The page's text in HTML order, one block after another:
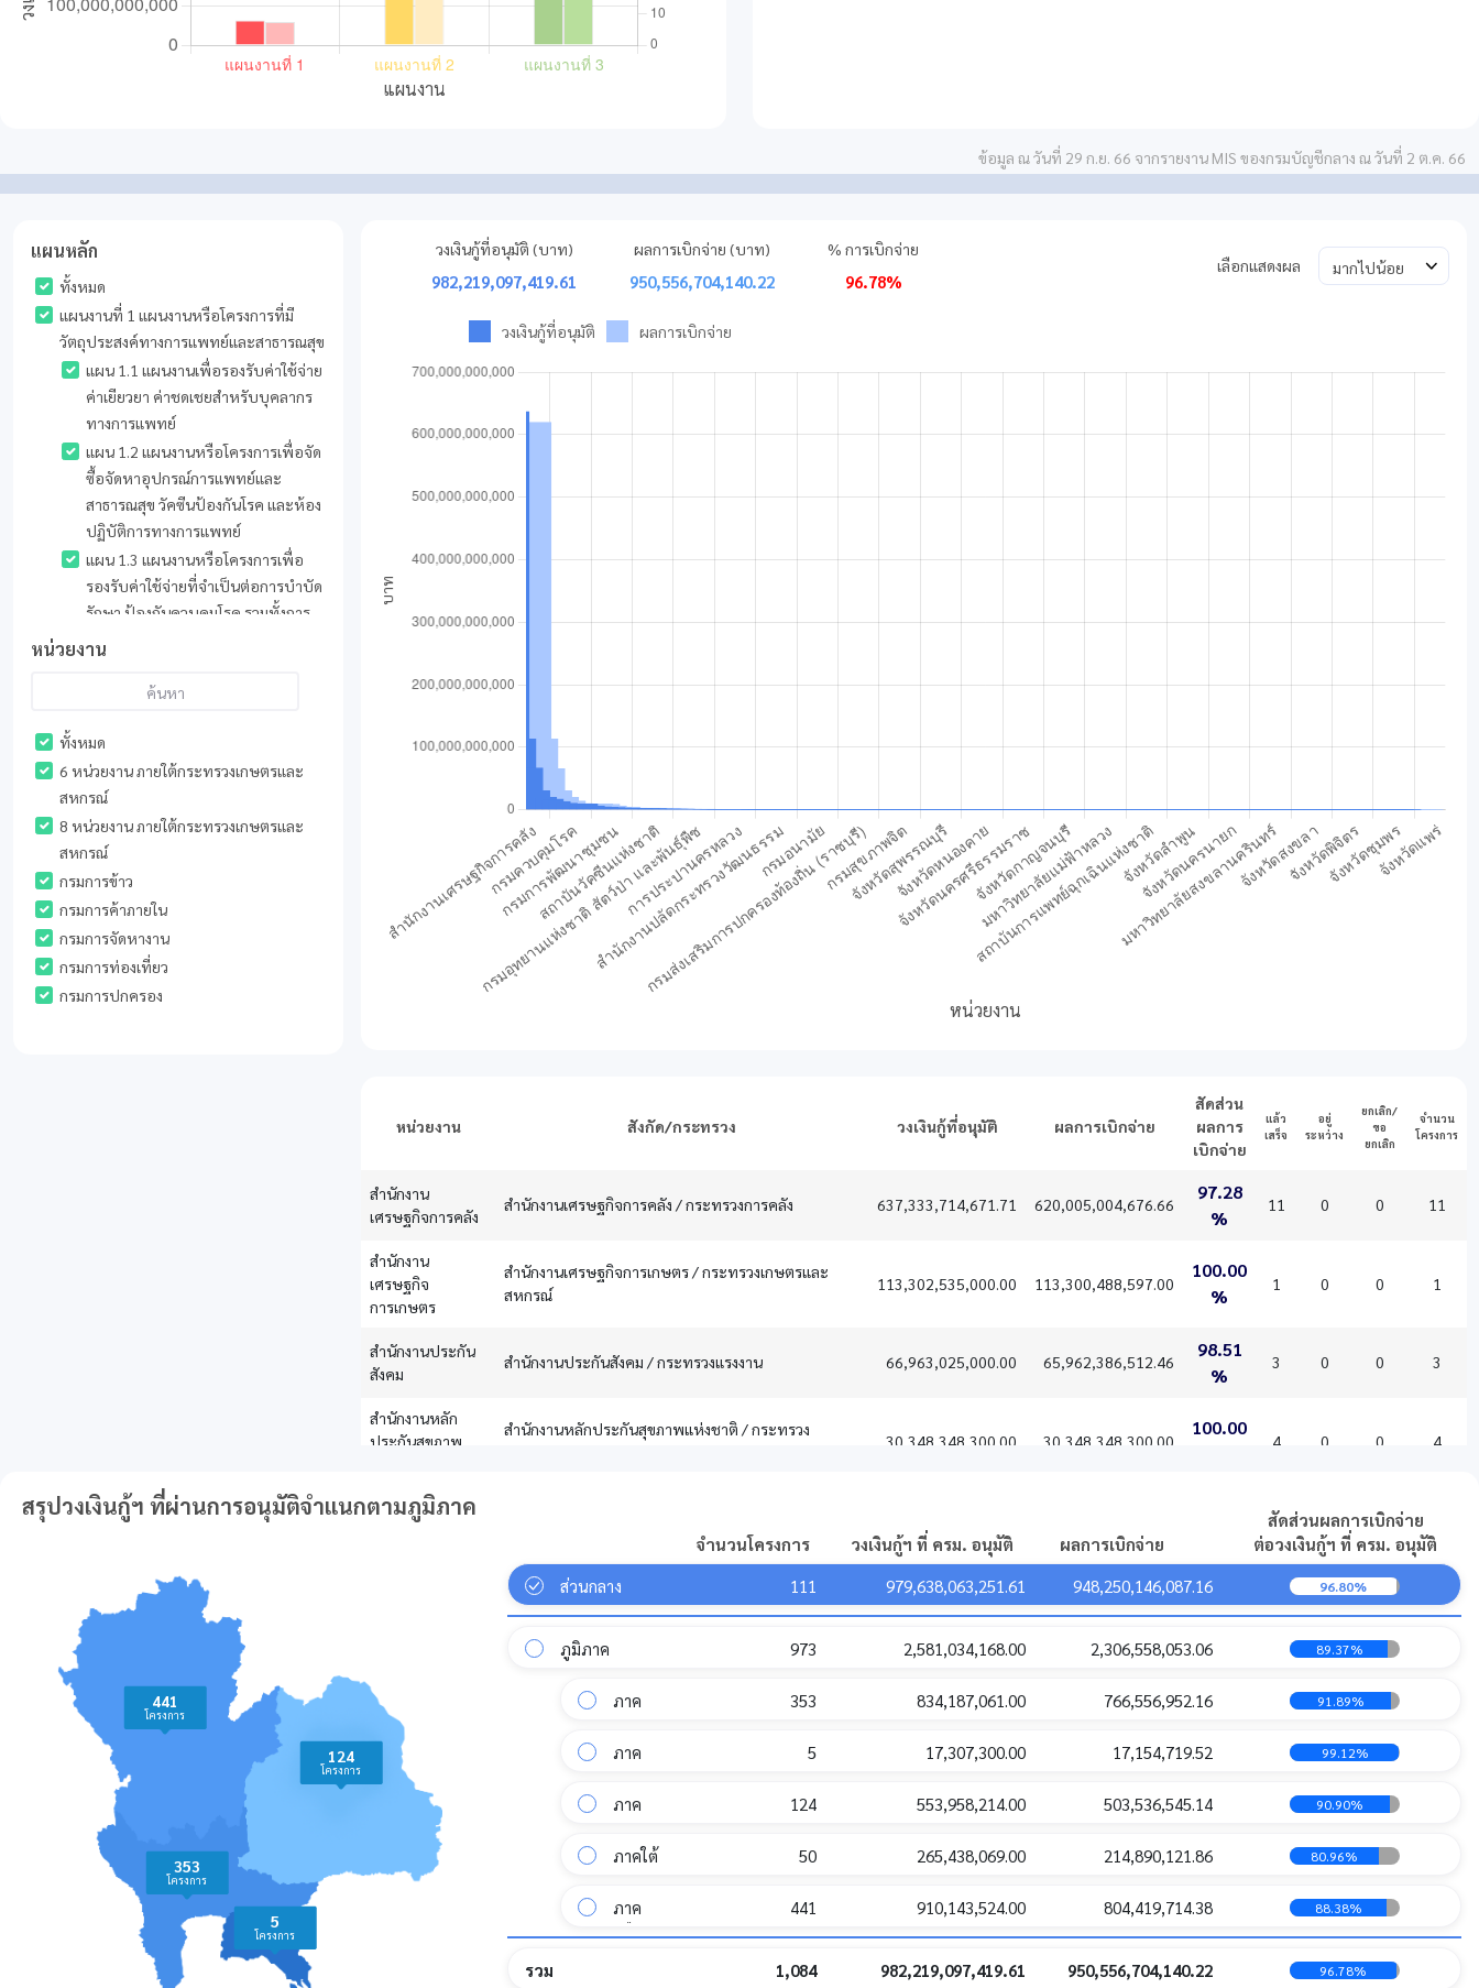
100.00 %
0.00 %
100.00 %
0 โครงการ
20
โครงการ
ข้อมูล ณ วันที่ 29 ก.ย. 66 จากรายงาน MIS ของกรมบัญชีกลาง ณ วันที่ 2 ต.ค. 66
แผนหลัก
ทั้งหมด
แผนงานที่ 1 แผนงานหรือโครงการที่มี
วัตถุประสงค์ทางการแพทย์และสาธารณสุข
แผน 1.1 แผนงานเพื่อรองรับค่าใช้จ่าย
ค่าเยียวยา ค่าชดเชยสำหรับบุคลากร
ทางการแพทย์
แผน 1.2 แผนงานหรือโครงการเพื่อจัด
ซื้อจัดหาอุปกรณ์การแพทย์และ
สาธารณสุข วัคซีนป้องกันโรค และห้อง
ปฏิบัติการทางการแพทย์
แผน 1.3 แผนงานหรือโครงการเพื่อ
รองรับค่าใช้จ่ายที่จำเป็นต่อการบำบัด
รักษา ป้องกันควบคุมโรค รวมทั้งการ
สาธารณสุขของประเทศ
การเตรียมความพร้อมด้านสถาน
พยาบาล และค่าใช้จ่ายในการรักษา
พยาบาล และค่าใช้จ่ายในการกักตัวผู้มี
ความเสี่ยงในการติดเชื้อไวรัสโคโรนา
2019
แผน 1.5 แผนงานหรือโครงการเพื่อ
รับมือสถานการณ์ฉุกเฉิน
แผนงานที่ 2 แผนงานหรือโครงการที่มี
วัตถุประสงค์เพื่อช่วยเหลือ เยียวยา และ
ชดเชยให้กับภาคประชาชน เกษตรกร และ
หน่วยงาน
ทั้งหมด
6 หน่วยงาน ภายใต้กระทรวงเกษตรและ
สหกรณ์
8 หน่วยงาน ภายใต้กระทรวงเกษตรและ
สหกรณ์
กรมการข้าว
กรมการค้าภายใน
กรมการจัดหางาน
กรมการท่องเที่ยว
กรมการปกครอง
กรมส่งเสริมการปกครองท้องถิ่น
กรมส่งเสริมการปกครองท้องถิ่น
(แม่ฮ่องสอน)
กรมส่งเสริมการปกครองส่วนท้องถิ่น
กรมส่งเสริมการเกษตร
กรมส่งเสริมสหกรณ์
กรมส่งเสริมและพัฒนาคุณภาพชีวิตคน
กรมอนามัย
กรมอุทยานแห่งชาติ สัตว์ป่า และพันธุ์พืช
กรุงเทพมหานคร
กองทัพบก
การท่องเที่ยวแห่งประเทศไทย
การประปานครหลวง
การประปาส่วนภูมิภาค
วงเงินกู้ที่อนุมัติ (บาท)
982,219,097,419.61
ผลการเบิกจ่าย (บาท)
950,556,704,140.22
% การเบิกจ่าย
96.78%
เลือกแสดงผล
วงเงินกู้ที่อนุมัติ ผลการเบิกจ่าย
หน่วยงาน สังกัด/กระทรวง วงเงินกู้ที่อนุมัติ ผลการเบิกจ่าย
สัดส่วน
ผลการ
เบิกจ่าย
แล้ว
เสร็จ
อยู่
ระหว่าง
ยกเลิก/
ขอ
ยกเลิก
จำนวน
โครงการ
ผลการ
เบิกจ่าย
ยกเลิก
สำนักงาน
เศรษฐกิจการคลัง
สำนักงานเศรษฐกิจการคลัง / กระทรวงการคลัง 637,333,714,671.71 620,005,004,676.66
97.28
%
11 0 0 11
สำนักงาน
เศรษฐกิจ
การเกษตร
สำนักงานเศรษฐกิจการเกษตร / กระทรวงเกษตรและ
สหกรณ์
113,302,535,000.00 113,300,488,597.00
100.00
%
1 0 0 1
สำนักงานประกัน
สังคม
สำนักงานประกันสังคม / กระทรวงแรงงาน 66,963,025,000.00 65,962,386,512.46
98.51
%
3 0 0 3
สำนักงานหลัก
ประกันสุขภาพ
สำนักงานหลักประกันสุขภาพแห่งชาติ / กระทรวง
30,348,348,300.00 30,348,348,300.00
100.00
4 0 0 4
สำนักงานปลัด
กระทรวงการ
ของมนุษย์ / กระทรวงการพัฒนาสังคมและความมั่นคง
ของมนุษย์
19,990,806,000.00 19,986,828,000.00
%
1 0 0 1
การท่องเที่ยวแห่งประเทศไทย / กระทรวงการท่องเที่ยว
และกีฬา
17,370,000,000.00 14,131,182,144.73
81.35
0
กรมควบคุมโรค
75.70
สำนักงานปลัด
กระทรวงการ
วิทยาศาสตร์ วิจัย
และนวัตกรรม
สำนักงานปลัดกระทรวงการอุดมศึกษา วิทยาศาสตร์ วิจัย
วิจัยและนวัตกรรม
88.38
การไฟฟ้าส่วนภูมิภาค / กระทรวงมหาดไทย
100.00
%
สรุปวงเงินกู้ฯ ที่ผ่านการอนุมัติจำแนกตามภูมิภาค
353
โครงการ
5
โครงการ
124
โครงการ
441
โครงการ
จำนวนโครงการ วงเงินกู้ฯ ที่ ครม. อนุมัติ ผลการเบิกจ่าย
สัดส่วนผลการเบิกจ่าย
ต่อวงเงินกู้ฯ ที่ ครม. อนุมัติ
ส่วนกลาง
111 979,638,063,251.61 948,250,146,087.16 96.80%
ภูมิภาค 973 2,581,034,168.00 2,306,558,053.06 89.37%
ภาค
353 834,187,061.00 766,556,952.16 91.89%
ภาค
ออก
5 17,307,300.00 17,154,719.52 99.12%
ภาค
ออก
เหนือ
124 553,958,214.00 503,536,545.14 90.90%
ภาคใต้ 50 265,438,069.00 214,890,121.86 80.96%
ภาค
441 910,143,524.00 804,419,714.38 88.38%
รวม 1,084 982,219,097,419.61 950,556,704,140.22 96.78%